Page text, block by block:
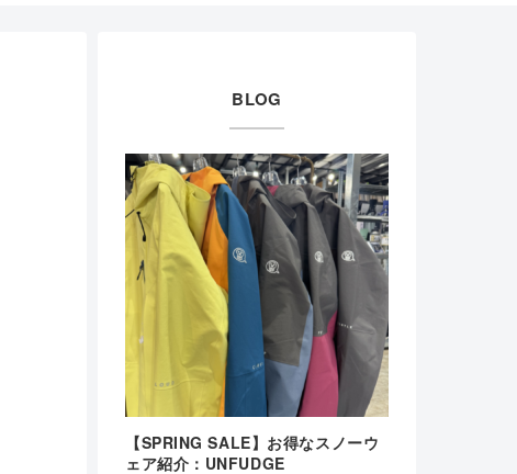
BLOG
【SPRING SALE】お得なスノーウ
ェア紹介：UNFUDGE